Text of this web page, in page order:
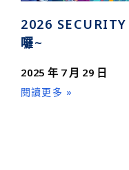
2026
囉~
2025 年 7 月 29 日
閱讀更多 »